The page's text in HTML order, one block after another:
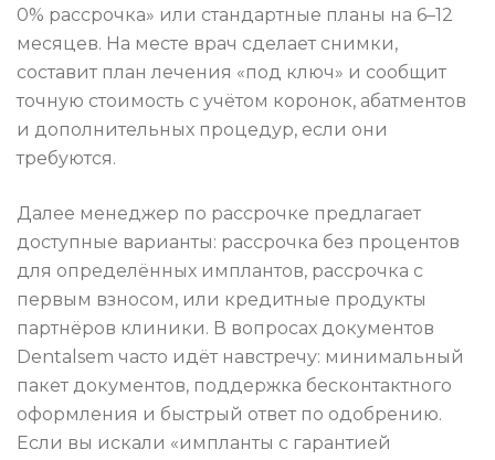
0% рассрочка» или стандартные планы на 6–12
месяцев. На месте врач сделает снимки,
составит план лечения «под ключ» и сообщит
точную стоимость с учётом коронок, абатментов
и дополнительных процедур, если они
требуются.
Далее менеджер по рассрочке предлагает
доступные варианты: рассрочка без процентов
для определённых имплантов, рассрочка с
первым взносом, или кредитные продукты
партнёров клиники. В вопросах документов
Dentalsem часто идёт навстречу: минимальный
пакет документов, поддержка бесконтактного
оформления и быстрый ответ по одобрению.
Если вы искали «импланты с гарантией